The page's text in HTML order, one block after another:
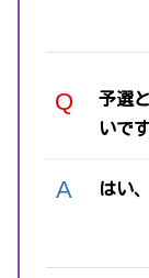
予選
いで
はい